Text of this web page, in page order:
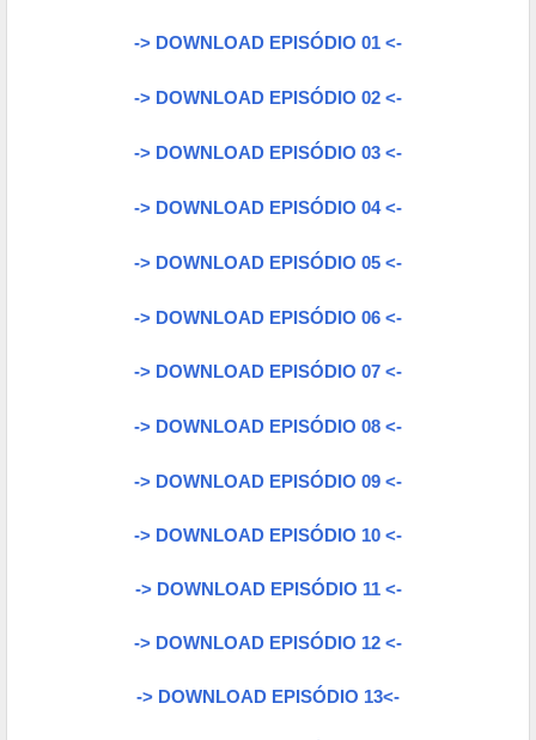
-> DOWNLOAD EPISÓDIO 01 <-
-> DOWNLOAD EPISÓDIO 02 <-
-> DOWNLOAD EPISÓDIO 03 <-
-> DOWNLOAD EPISÓDIO 04 <-
-> DOWNLOAD EPISÓDIO 05 <-
-> DOWNLOAD EPISÓDIO 06 <-
-> DOWNLOAD EPISÓDIO 07 <-
-> DOWNLOAD EPISÓDIO 08 <-
-> DOWNLOAD EPISÓDIO 09 <-
-> DOWNLOAD EPISÓDIO 10 <-
-> DOWNLOAD EPISÓDIO 11 <-
-> DOWNLOAD EPISÓDIO 12 <-
-> DOWNLOAD EPISÓDIO 13<-